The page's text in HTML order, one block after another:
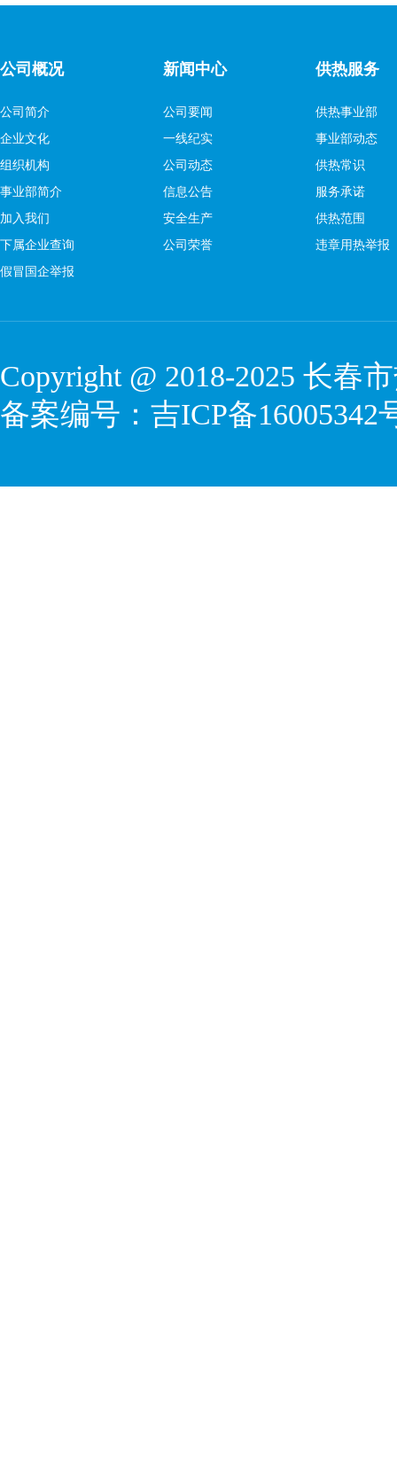
公司概况
公司简介
企业文化
组织机构
事业部简介
加入我们
下属企业查询
假冒国企举报
新闻中心
公司要闻
一线纪实
公司动态
信息公告
安全生产
公司荣誉
供热服务
供热事业部
事业部动态
供热常识
服务承诺
供热范围
违章用热举报
Copyright @ 2018-2025 长春
备案编号： 吉ICP备16005342